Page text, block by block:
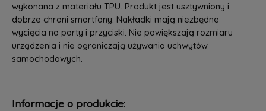
wykonana z materiału TPU. Produkt jest usztywniony i
dobrze chroni smartfony. Nakładki mają niezbędne
wycięcia na porty i przyciski. Nie powiększają rozmiaru
urządzenia i nie ograniczają używania uchwytów
samochodowych.
Informacje o produkcie: